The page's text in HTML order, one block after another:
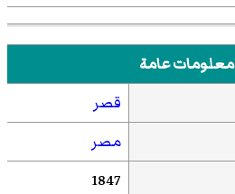
معلومات عامة
قصر
مصر
1847